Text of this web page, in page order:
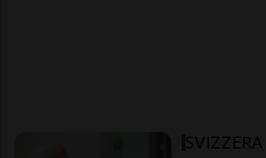
SVIZZERA